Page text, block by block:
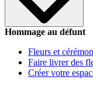
Hommage au défunt
Fleurs et
Faire livrer des
Créer votre